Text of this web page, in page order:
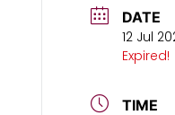
DATE
12 Jul
Expired!
TIME